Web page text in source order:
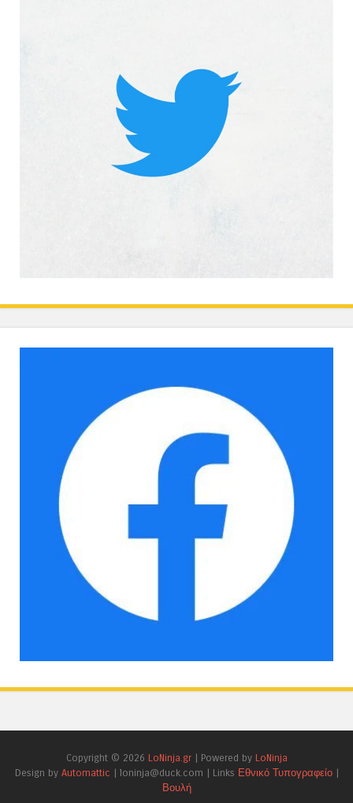
Copyright © 2026 LoNinja.gr| Powered by LoNinja
Design by Automattic | loninja@duck.com | Links Εθνικό Τυπογραφείο|
Βουλή